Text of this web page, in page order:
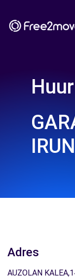
Adres
AUZOLAN